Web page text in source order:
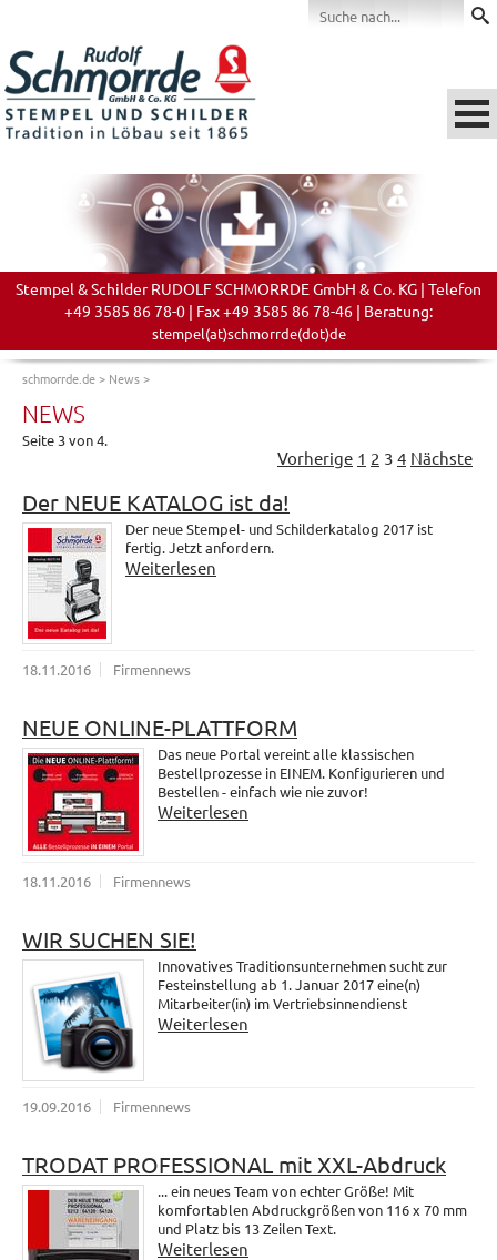
Stempel & Schilder RUDOLF SCHMORRDE GmbH & Co. KG | Telefon
+49 3585 86 78-0 | Fax +49 3585 86 78-46 | Beratung:
stempel(at)schmorrde(dot)de
schmorrde.de> News>
NEWS
Seite 3 von 4.
Vorherige 1 2 3 4 Nächste
Der NEUE KATALOG ist da!
Der neue Stempel- und Schilderkatalog 2017 ist
fertig. Jetzt anfordern.
Weiterlesen
18.11.2016 Firmennews
NEUE ONLINE-PLATTFORM
Das neue Portal vereint alle klassischen
Bestellprozesse in EINEM. Konfigurieren und
Bestellen - einfach wie nie zuvor!
Weiterlesen
18.11.2016 Firmennews
WIR SUCHEN SIE!
Innovatives Traditionsunternehmen sucht zur
Festeinstellung ab 1. Januar 2017 eine(n)
Mitarbeiter(in) im Vertriebsinnendienst
Weiterlesen
19.09.2016 Firmennews
TRODAT PROFESSIONAL mit XXL-Abdruck
... ein neues Team von echter Größe! Mit
komfortablen Abdruckgrößen von 116 x 70 mm
und Platz bis 13 Zeilen Text.
Weiterlesen